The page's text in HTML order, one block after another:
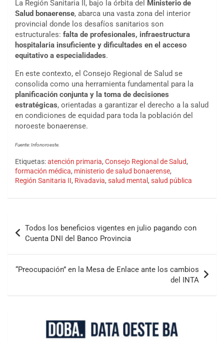
La Región Sanitaria II, bajo la órbita del
Ministerio de
Salud bonaerense, abarca una vasta zona del interior
provincial donde los desafíos sanitarios son
estructurales: falta de profesionales, infraestructura
hospitalaria insuficiente y dificultades en el acceso
equitativo a especialidades.
En este contexto, el Consejo Regional de Salud se
consolida como una herramienta fundamental para la
planificación conjunta y la toma de decisiones
estratégicas, orientadas a garantizar el derecho a la salud
en condiciones de equidad para toda la población del
noroeste bonaerense.
Fuente: Infonoroeste.
Etiquetas:atención primaria, Consejo Regional de Salud,
formación médica, ministerio de salud bonaerense,
Región Sanitaria II, Rivadavia, salud mental , salud pública
Todos los beneficios vigentes en julio pagando con
Cuenta DNI del Banco Provincia
“Preocupación” en la Mesa de Enlace ante los cambios
del INTA